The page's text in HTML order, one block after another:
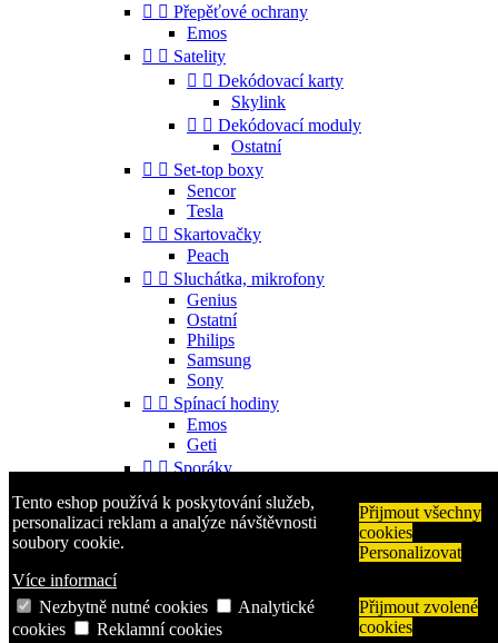
Tento eshop používá k poskytování služeb,
personalizaci reklam a analýze návštěvnosti
soubory cookie.
Více informací
Přijmout všechny
cookies
Personalizovat
Nezbytně nutné cookies
Analytické
cookies
Reklamní cookies
Přijmout zvolené
cookies
  Přepěťové ochrany
Emos
  Satelity
  Dekódovací karty
Skylink
  Dekódovací moduly
Ostatní
  Set-top boxy
Sencor
Tesla
  Skartovačky
Peach
  Sluchátka, mikrofony
Genius
Ostatní
Philips
Samsung
Sony
  Spínací hodiny
Emos
Geti
  Sporáky
  Příslušenství
Gorenje
Aligator
Nokia
Samsung